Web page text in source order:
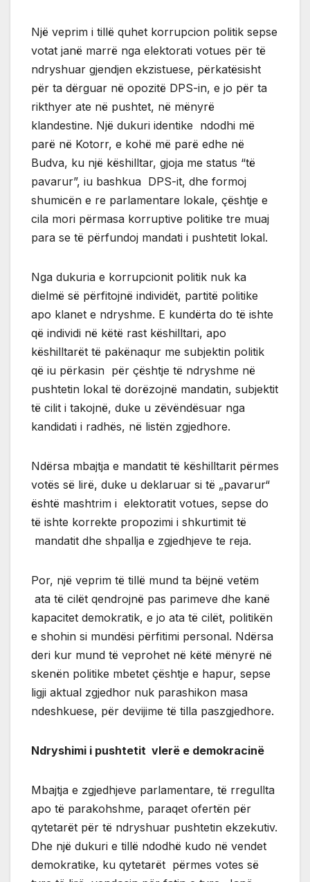
Një veprim i tillë quhet korrupcion politik sepse
votat janë marrë nga elektorati votues për të
ndryshuar gjendjen ekzistuese, përkatësisht
për ta dërguar në opozitë DPS-in, e jo për ta
rikthyer ate në pushtet, në mënyrë
klandestine. Një dukuri identike ndodhi më
parë në Kotorr, e kohë më parë edhe në
Budva, ku një këshilltar, gjoja me status “të
pavarur”, iu bashkua DPS-it, dhe formoj
shumicën e re parlamentare lokale, çështje e
cila mori përmasa korruptive politike tre muaj
para se të përfundoj mandati i pushtetit lokal.
Nga dukuria e korrupcionit politik nuk ka
dielmë së përfitojnë individët, partitë politike
apo klanet e ndryshme. E kundërta do të ishte
që individi në këtë rast këshilltari, apo
këshilltarët të pakënaqur me subjektin politik
që iu përkasin për çështje të ndryshme në
pushtetin lokal të dorëzojnë mandatin, subjektit
të cilit i takojnë, duke u zëvëndësuar nga
kandidati i radhës, në listën zgjedhore.
Ndërsa mbajtja e mandatit të këshilltarit përmes
votës së lirë, duke u deklaruar si të „pavarur“
është mashtrim i elektoratit votues, sepse do
të ishte korrekte propozimi i shkurtimit të
mandatit dhe shpallja e zgjedhjeve te reja.
Por, një veprim të tillë mund ta bëjnë vetëm
ata të cilët qendrojnë pas parimeve dhe kanë
kapacitet demokratik, e jo ata të cilët, politikën
e shohin si mundësi përfitimi personal. Ndërsa
deri kur mund të veprohet në këtë mënyrë në
skenën politike mbetet çështje e hapur, sepse
ligji aktual zgjedhor nuk parashikon masa
ndeshkuese, për devijime të tilla paszgjedhore.
Ndryshimi i pushtetit vlerë e demokracinë
Mbajtja e zgjedhjeve parlamentare, të rregullta
apo të parakohshme, paraqet ofertën për
qytetarët për të ndryshuar pushtetin ekzekutiv.
Dhe një dukuri e tillë ndodhë kudo në vendet
demokratike, ku qytetarët përmes votes së